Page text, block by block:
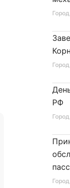
Город
Город
Город
РФ
Город